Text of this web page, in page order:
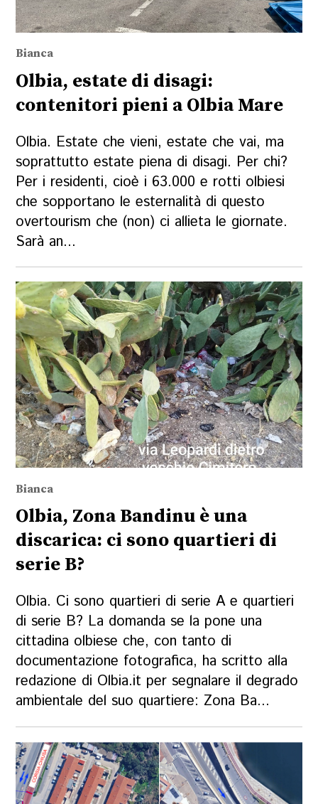
Bianca
Olbia, estate di disagi:
contenitori pieni a Olbia Mare
Olbia. Estate che vieni, estate che vai, ma
soprattutto estate piena di disagi. Per chi?
Per i residenti, cioè i 63.000 e rotti olbiesi
che sopportano le esternalità di questo
overtourism che (non) ci allieta le giornate.
Sarà an...
Bianca
Olbia, Zona Bandinu è una
discarica: ci sono quartieri di
serie B?
Olbia. Ci sono quartieri di serie A e quartieri
di serie B? La domanda se la pone una
cittadina olbiese che, con tanto di
documentazione fotografica, ha scritto alla
redazione di Olbia.it per segnalare il degrado
ambientale del suo quartiere: Zona Ba...